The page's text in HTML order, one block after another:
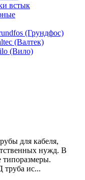
встык
(Грундфос)
(Валтек)
(Вило)
для кабеля,
нужд. В
типоразмеры.
ис...